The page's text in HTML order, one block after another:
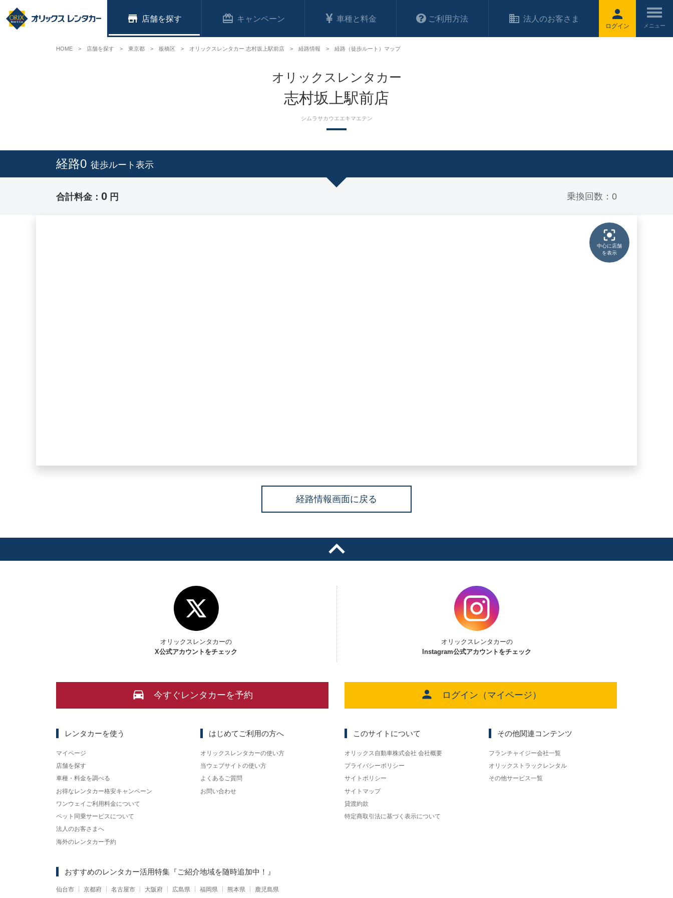
ログイン
店舗 キャンペーン 車種と料金 ご利用方法 法人のお客さま
オリックスレンタカー
志村坂上駅前店
シムラサカウエエキマエテン
経路0 徒歩ルート表示
合計料金： 0 円 乗換回数：0
中心に店舗
を表示
経路情報画面に戻る
HOME 店舗を探す 東京都 板橋区 オリックスレンタカー 志村坂上駅前店 経路情報 経路（徒歩ルート）マップ
オリックスレンタカーの
X公式アカウントをチェック
オリックスレンタカーの
Instagram公式アカウントをチェック
今すぐレンタカーを予約 ログイン（マイページ）
レンタカーを使う
マイページ
店舗を探す
車種・料金を調べる
お得なレンタカー格安キャンペーン
ワンウェイご利用料金について
ペット同乗サービスについて
法人のお客さまへ
海外のレンタカー予約
はじめてご利用の方へ
オリックスレンタカーの使い方
当ウェブサイトの使い方
よくあるご質問
お問い合わせ
このサイトについて
オリックス自動車株式会社 会社概要
プライバシーポリシー
サイトポリシー
サイトマップ
貸渡約款
特定商取引法に基づく表示について
その他関連コンテンツ
フランチャイジー会社一覧
オリックストラックレンタル
その他サービス一覧
おすすめのレンタカー活用特集 『ご紹介地域を随時追加中！』
仙台市 京都府 名古屋市 大阪府 広島県 福岡県 熊本県 鹿児島県